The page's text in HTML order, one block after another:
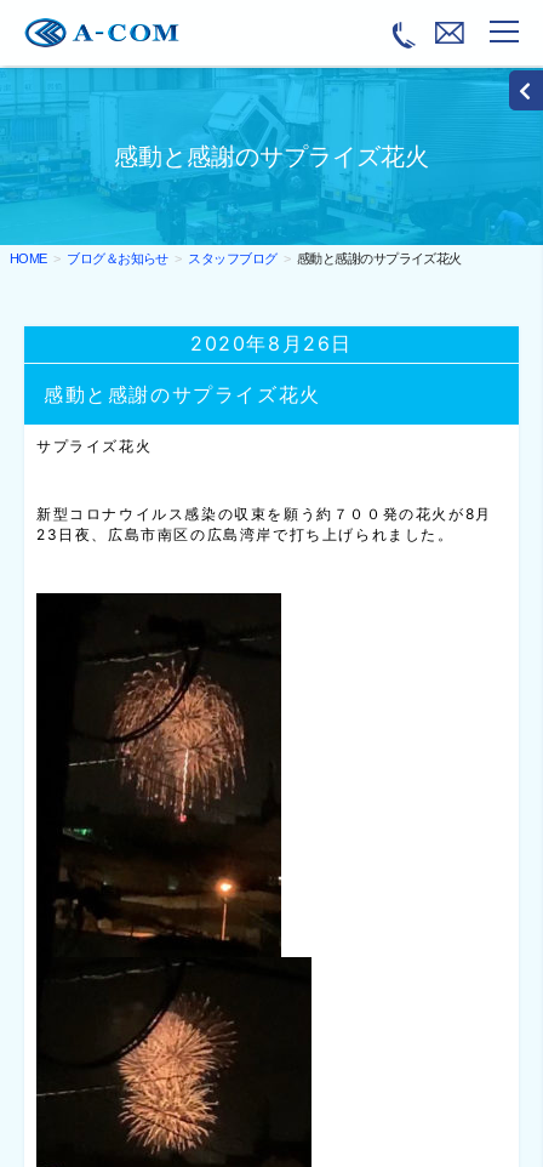
感動と感謝のサプライズ花火
HOME ブログ＆お知らせ スタッフブログ 感動と感謝のサプライズ花火
感動と感謝のサプライズ花火
2020年8月26日
サプライズ花火
新型コロナウイルス感染の収束を願う約７００発の花火が8月
23日夜、広島市南区の広島湾岸で打ち上げられました。